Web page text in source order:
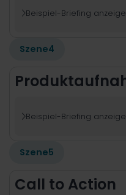
Beispiel-Briefing
Szene4
Beispiel-Briefing
Szene5
Call to Action